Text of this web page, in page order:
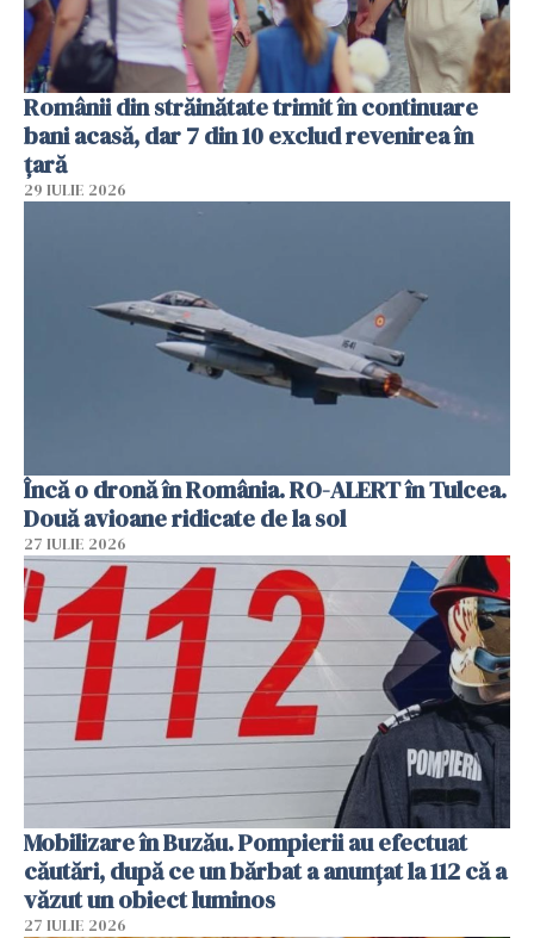
Românii din străinătate trimit în continuare
bani acasă, dar 7 din 10 exclud revenirea în
țară
29 IULIE 2026
Încă o dronă în România. RO-ALERT în Tulcea.
Două avioane ridicate de la sol
27 IULIE 2026
Mobilizare în Buzău. Pompierii au efectuat
căutări, după ce un bărbat a anunțat la 112 că a
văzut un obiect luminos
27 IULIE 2026